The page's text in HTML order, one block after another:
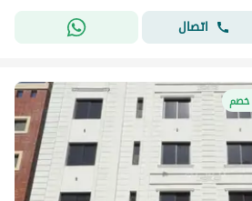
اتصال